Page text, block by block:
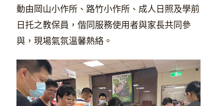
動由岡山小作所、路竹小作所、成人日照及學前
日托之教保員，偕同服務使用者與家長共同參
與，現場氣氛溫馨熱絡。